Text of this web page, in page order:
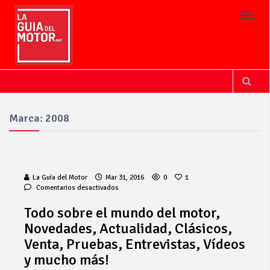
Marca: 2008
La Guía del Motor Mar 31, 2016 0
1
Comentarios desactivados
el
mundo
del
motor,
Todo sobre el mundo del motor,
Novedades, Actualidad, Clásicos,
Venta, Pruebas, Entrevistas, Vídeos
y mucho más!
La Junta
implementa
mejoras en la